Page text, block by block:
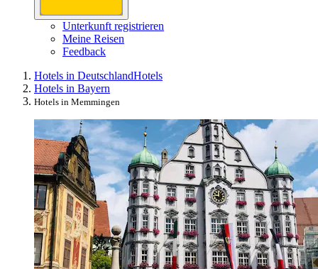
Unterkunft registrieren
Meine Reisen
Feedback
Hotels in DeutschlandHotels
Hotels in Bayern
Hotels in Memmingen